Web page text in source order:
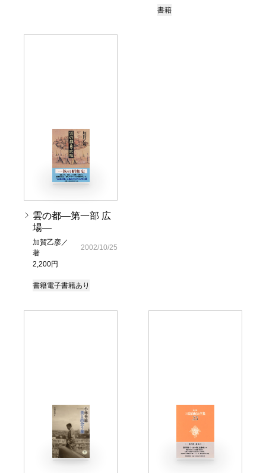
書籍
雲の都―第一部 広
場―
加賀乙彦／
著
2,200円
2002/10/25
書籍電子書籍あり